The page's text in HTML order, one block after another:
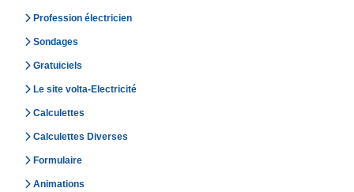
Profession électricien
Sondages
Gratuiciels
Le site volta-Electricité
Calculettes
Calculettes Diverses
Formulaire
Animations